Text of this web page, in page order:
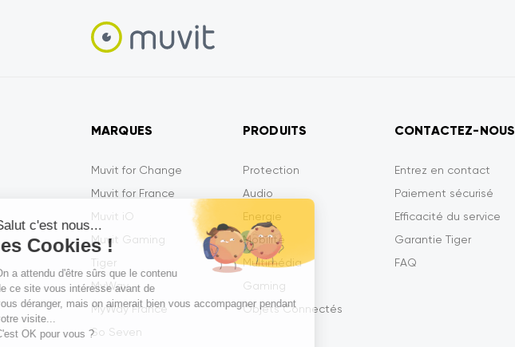
Salut c'est nous...
les Cookies !
On a attendu d'être sûrs que le contenu
de ce site vous intéresse avant de
vous déranger, mais on aimerait bien vous accompagner pendant
votre visite...
C'est OK pour vous ?
MARQUES
Muvit for Change
Muvit for France
Muvit iO
Muvit Gaming
Tiger
MyWay
MyWay France
So Seven
PRODUITS
Protection
Audio
Energie
Mobilité
Multimédia
Gaming
Objets Connectés
CONTACTEZ-NOUS
Entrez en contact
Paiement sécurisé
Efficacité du service
Garantie Tiger
FAQ